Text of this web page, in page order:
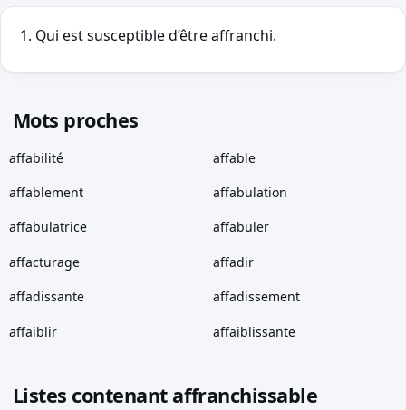
Qui est susceptible d’être affranchi.
Mots proches
affabilité affable
affablement affabulation
affabulatrice affabuler
affacturage affadir
affadissante affadissement
affaiblir affaiblissante
Listes contenant affranchissable